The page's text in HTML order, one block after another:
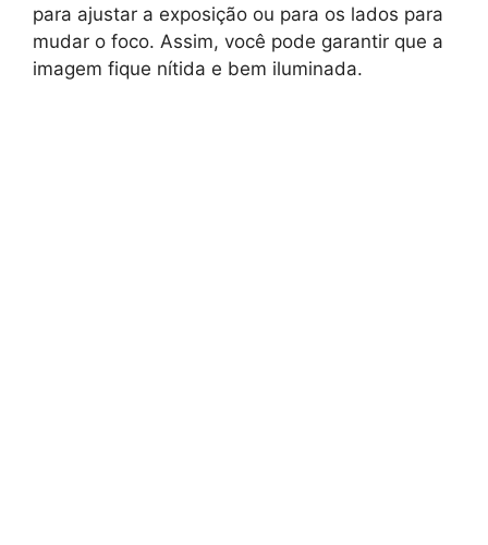
para ajustar a exposição ou para os lados para
mudar o foco. Assim, você pode garantir que a
imagem fique nítida e bem iluminada.